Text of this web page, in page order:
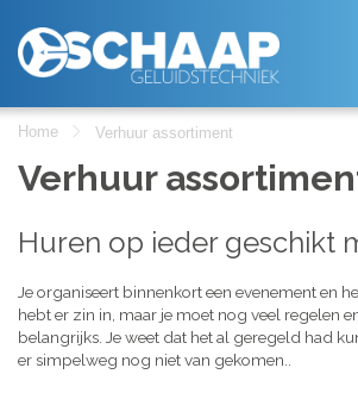
Home Verhuur assortiment
Verhuur
Huren op ieder geschikt
Je organiseert binnenkort een evenement en
hebt er zin in, maar je moet nog veel regelen
belangrijks. Je weet dat het al geregeld had
er simpelweg nog niet van gekomen..